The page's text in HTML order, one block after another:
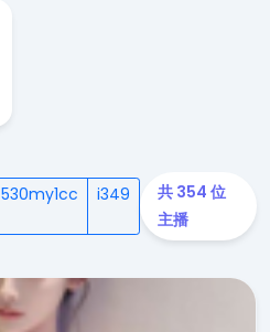
530my1cc i349
共 354 位
主播